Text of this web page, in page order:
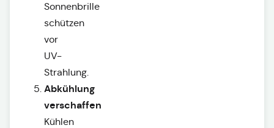
Sonnenbrille
schützen
vor
UV-
Strahlung.
Abkühlung
verschaffen
Kühlen